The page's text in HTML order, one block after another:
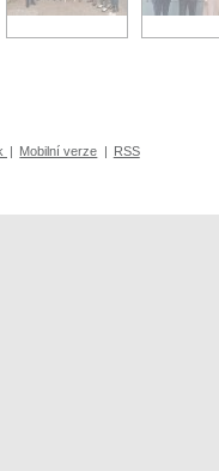
Mobilní verze RSS